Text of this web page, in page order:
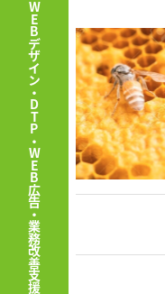
WEBデザイン・DTP・WEB広告・業務改善支援